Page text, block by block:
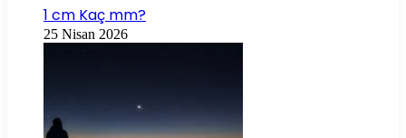
1 cm Kaç mm?
25 Nisan 2026